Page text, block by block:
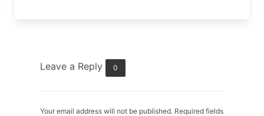
Leave a Reply 0
Your email address will not be published. Required fields